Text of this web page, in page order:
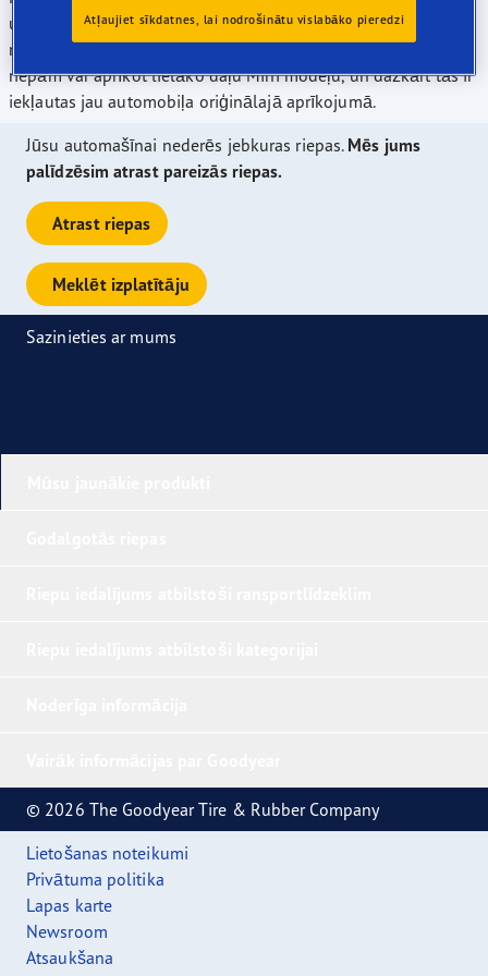
un mēs piedāvājam plašāko tirgū pieejamo "A" kategorijas
riepu klāstu atbilstoši Eiropas riepu marķējumam. Ar mūsu
riepām var aprīkot lielāko daļu Mini modeļu, un dažkārt tās ir
iekļautas jau automobiļa oriģinālajā aprīkojumā.
Jūsu automašīnai nederēs jebkuras riepas. Mēs jums
palīdzēsim atrast pareizās riepas.
Atrast riepas
Meklēt izplatītāju
Sazinieties ar mums
© 2026 The Goodyear Tire & Rubber Company
Lietošanas noteikumi
Privātuma politika
Lapas karte
Newsroom
Atsaukšana
Atļaujiet sīkdatnes, lai nodrošinātu vislabāko pieredzi